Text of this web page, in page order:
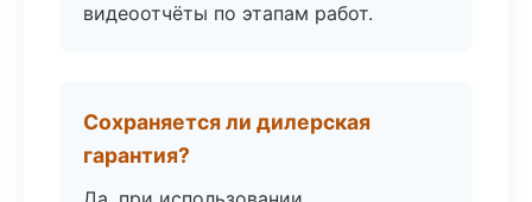
видеоотчёты по этапам работ.
Сохраняется ли дилерская
гарантия?